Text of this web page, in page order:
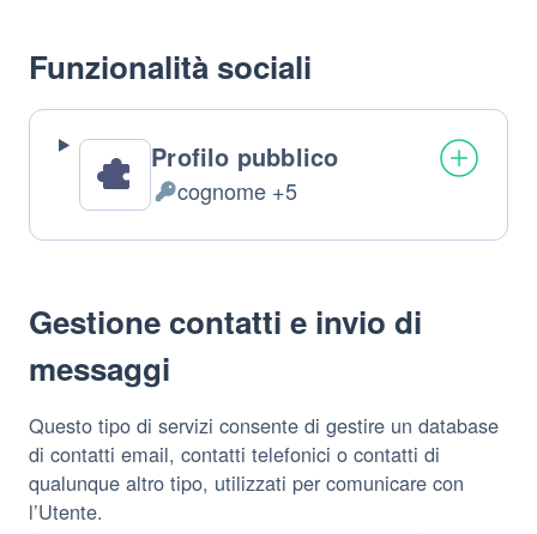
Funzionalità sociali
Profilo pubblico
Dati
Personali
cognome +5
Gestione contatti e invio di
messaggi
Questo tipo di servizi consente di gestire un database
di contatti email, contatti telefonici o contatti di
qualunque altro tipo, utilizzati per comunicare con
l’Utente.